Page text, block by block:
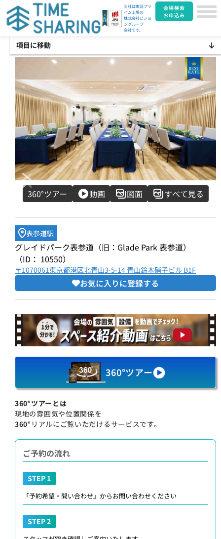
当社は東証プラ
イム上場の
株式会社ビジョ
ングループ
会社です。
会場検索
お申込み
項目に移動
Item
31
360°ツアー 動画 図面 すべて見る
表参道駅
グレイドパーク表参道（旧：Glade Park 表参道）
（ID： 10550）
〒1070061東京都港区北青山3-5-14 青山鈴木硝子ビル B1F
お気に入りに登録する
360°ツアー
360°ツアーとは
現地の雰囲気や位置関係を
360° リアルにご覧いただけるサービスです。
ご予約の流れ
STEP 1
「予約希望・問い合わせ」からお問い合わせください
STEP 2